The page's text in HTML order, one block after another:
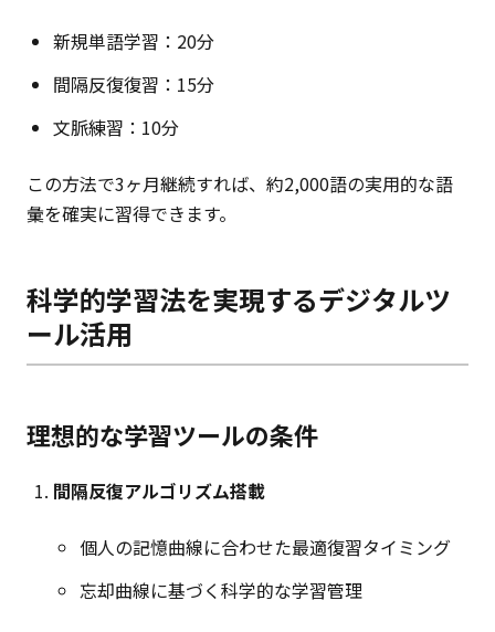
新規単語学習：20分
間隔反復復習：15分
文脈練習：10分
この方法で3ヶ月継続すれば、約2,000語の実用的な語
彙を確実に習得できます。
科学的学習法を実現するデジタルツ
ール活用
理想的な学習ツールの条件
間隔反復アルゴリズム搭載
個人の記憶曲線に合わせた最適復習タイミング
忘却曲線に基づく科学的な学習管理